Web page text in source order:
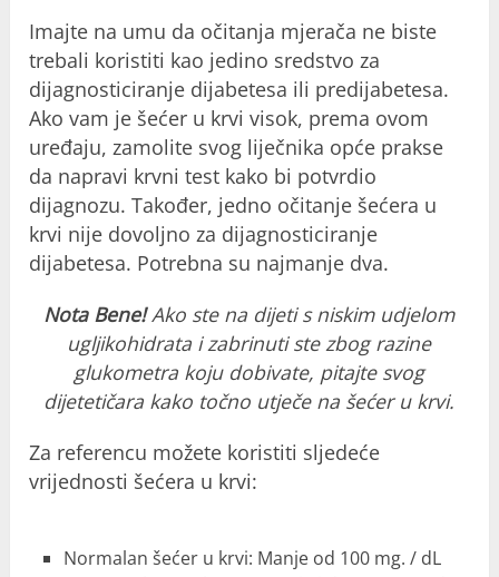
Imajte na umu da očitanja mjerača ne biste
trebali koristiti kao jedino sredstvo za
dijagnosticiranje dijabetesa ili predijabetesa.
Ako vam je šećer u krvi visok, prema ovom
uređaju, zamolite svog liječnika opće prakse
da napravi krvni test kako bi potvrdio
dijagnozu. Također, jedno očitanje šećera u
krvi nije dovoljno za dijagnosticiranje
dijabetesa. Potrebna su najmanje dva.
Nota Bene!Ako ste na dijeti s niskim udjelom
ugljikohidrata i zabrinuti ste zbog razine
glukometra koju dobivate, pitajte svog
dijetetičara kako točno utječe na šećer u krvi.
Za referencu možete koristiti sljedeće
vrijednosti šećera u krvi:
Normalan šećer u krvi: Manje od 100 mg. / dL